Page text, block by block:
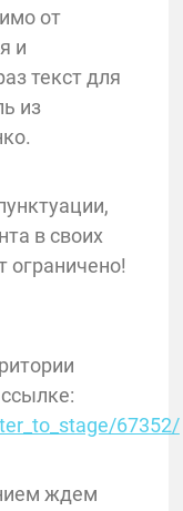
от
и
текст для
из
в своих
ограничено!
67352/
ждем